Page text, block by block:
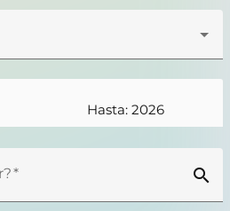
Hasta: 2026
search